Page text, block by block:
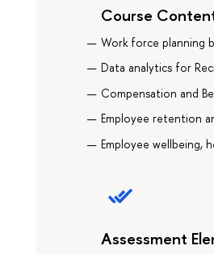
Course
Work force planning
Data analytics for
Compensation and
Employee retention
Employee wellbeing,
Assessment